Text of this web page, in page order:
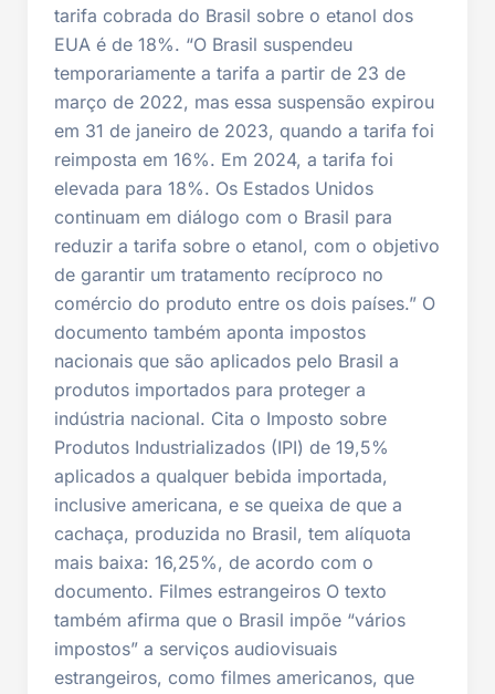
tarifa cobrada do Brasil sobre o etanol dos
EUA é de 18%. “O Brasil suspendeu
temporariamente a tarifa a partir de 23 de
março de 2022, mas essa suspensão expirou
em 31 de janeiro de 2023, quando a tarifa foi
reimposta em 16%. Em 2024, a tarifa foi
elevada para 18%. Os Estados Unidos
continuam em diálogo com o Brasil para
reduzir a tarifa sobre o etanol, com o objetivo
de garantir um tratamento recíproco no
comércio do produto entre os dois países.” O
documento também aponta impostos
nacionais que são aplicados pelo Brasil a
produtos importados para proteger a
indústria nacional. Cita o Imposto sobre
Produtos Industrializados (IPI) de 19,5%
aplicados a qualquer bebida importada,
inclusive americana, e se queixa de que a
cachaça, produzida no Brasil, tem alíquota
mais baixa: 16,25%, de acordo com o
documento. Filmes estrangeiros O texto
também afirma que o Brasil impõe “vários
impostos” a serviços audiovisuais
estrangeiros, como filmes americanos, que